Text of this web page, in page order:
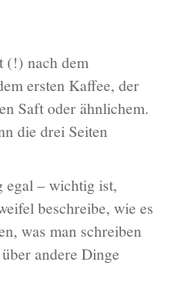
(!) nach dem
ersten Kaffee, der
Saft oder ähnlichem.
die drei Seiten
egal – wichtig ist,
beschreibe, wie es
was man schreiben
andere Dinge